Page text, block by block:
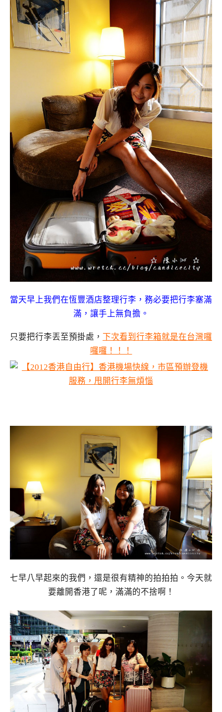
當天早上我們在恆豐酒店整理行李，務必要把行李塞滿
滿，讓手上無負擔。
只要把行李丟至預掛處，
下次看到行李箱就是在台灣囉
囉囉！！！
七早八早起來的我們，還是很有精神的拍拍拍。今天就
要離開香港了呢，滿滿的不捨啊！